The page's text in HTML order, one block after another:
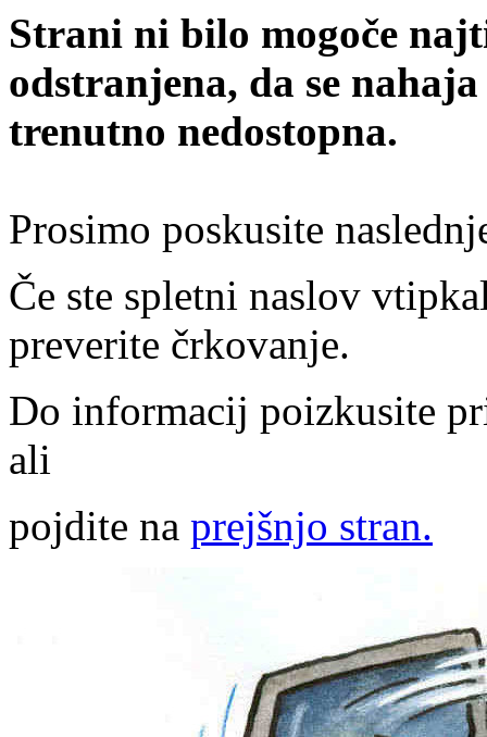
Strani ni bilo mogoče
odstranjena, da se
trenutno nedostopna.
Prosimo poskusite
Če ste spletni naslov
preverite črkovanje.
Do informacij poizkusite
ali
pojdite na prejšnjo stran.